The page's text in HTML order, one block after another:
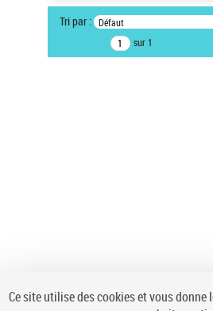
Type de notice d'autorité
Tri par : Défaut
sur 1
Ce site utilise des cookies et vous donne